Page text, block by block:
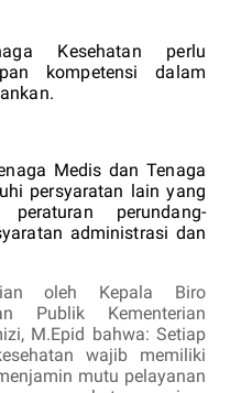
Kesehatan perlu
kompetensi dalam
Medis dan Tenaga
persyaratan lain yang
perundang-
administrasi dan
oleh Kepala Biro
Publik Kementerian
M.Epid bahwa: Setiap
wajib memiliki
mutu pelayanan